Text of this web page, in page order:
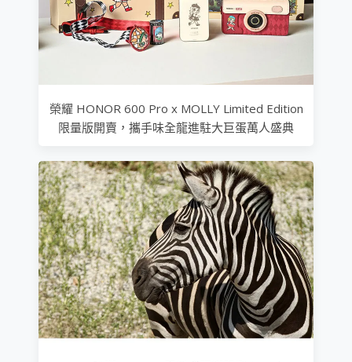
榮耀 HONOR 600 Pro x MOLLY Limited Edition
限量版開賣，攜手味全龍進駐大巨蛋萬人盛典